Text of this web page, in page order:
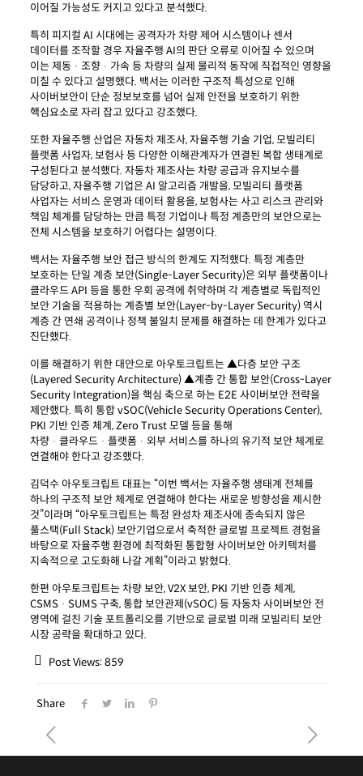
이어질 가능성도 커지고 있다고 분석했다.
특히 피지컬 AI 시대에는 공격자가 차량 제어 시스템이나 센서
데이터를 조작할 경우 자율주행 AI의 판단 오류로 이어질 수 있으며
이는 제동ᆞ조향ᆞ가속 등 차량의 실제 물리적 동작에 직접적인 영향을
미칠 수 있다고 설명했다. 백서는 이러한 구조적 특성으로 인해
사이버보안이 단순 정보보호를 넘어 실제 안전을 보호하기 위한
핵심요소로 자리 잡고 있다고 강조했다.
또한 자율주행 산업은 자동차 제조사, 자율주행 기술 기업, 모빌리티
플랫폼 사업자, 보험사 등 다양한 이해관계자가 연결된 복합 생태계로
구성된다고 분석했다. 자동차 제조사는 차량 공급과 유지보수를
담당하고, 자율주행 기업은 AI 알고리즘 개발을, 모빌리티 플랫폼
사업자는 서비스 운영과 데이터 활용을, 보험사는 사고 리스크 관리와
책임 체계를 담당하는 만큼 특정 기업이나 특정 계층만의 보안으로는
전체 시스템을 보호하기 어렵다는 설명이다.
백서는 자율주행 보안 접근 방식의 한계도 지적했다. 특정 계층만
보호하는 단일 계층 보안(Single-Layer Security)은 외부 플랫폼이나
클라우드 API 등을 통한 우회 공격에 취약하며 각 계층별로 독립적인
보안 기술을 적용하는 계층별 보안(Layer-by-Layer Security) 역시
계층 간 연쇄 공격이나 정책 불일치 문제를 해결하는 데 한계가 있다고
진단했다.
이를 해결하기 위한 대안으로 아우토크립트는 ▲다층 보안 구조
(Layered Security Architecture) ▲계층 간 통합 보안(Cross-Layer
Security Integration)을 핵심 축으로 하는 E2E 사이버보안 전략을
제안했다. 특히 통합 vSOC(Vehicle Security Operations Center),
PKI 기반 인증 체계, Zero Trust 모델 등을 통해
차량ᆞ클라우드ᆞ플랫폼ᆞ외부 서비스를 하나의 유기적 보안 체계로
연결해야 한다고 강조했다.
김덕수 아우토크립트 대표는 “이번 백서는 자율주행 생태계 전체를
하나의 구조적 보안 체계로 연결해야 한다는 새로운 방향성을 제시한
것”이라며 “아우토크립트는 특정 완성차 제조사에 종속되지 않은
풀스택(Full Stack) 보안기업으로서 축적한 글로벌 프로젝트 경험을
바탕으로 자율주행 환경에 최적화된 통합형 사이버보안 아키텍처를
지속적으로 고도화해 나갈 계획”이라고 밝혔다.
한편 아우토크립트는 차량 보안, V2X 보안, PKI 기반 인증 체계,
CSMSᆞSUMS 구축, 통합 보안관제(vSOC) 등 자동차 사이버보안 전
영역에 걸친 기술 포트폴리오를 기반으로 글로벌 미래 모빌리티 보안
시장 공략을 확대하고 있다.
Post Views:859
Share